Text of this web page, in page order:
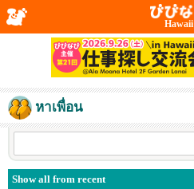
Hawaii
หาเพื่อน
Show all from recent